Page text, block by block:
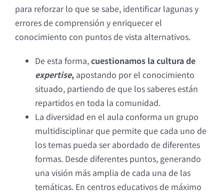
para reforzar lo que se sabe, identificar lagunas y
errores de comprensión y enriquecer el
conocimiento con puntos de vista alternativos.
De esta forma,cuestionamos la cultura de
expertise, apostando por el conocimiento
situado, partiendo de que los saberes están
repartidos en toda la comunidad.
La diversidad en el aula conforma un grupo
multidisciplinar que permite que cada uno de
los temas pueda ser abordado de diferentes
formas. Desde diferentes puntos, generando
una visión más amplia de cada una de las
temáticas. En centros educativos de máximo